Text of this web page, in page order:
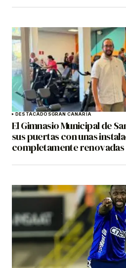
DESTACADOSGRAN CANARIA
El Gimnasio Municipal de
sus puertas con unas
completamente renovadas